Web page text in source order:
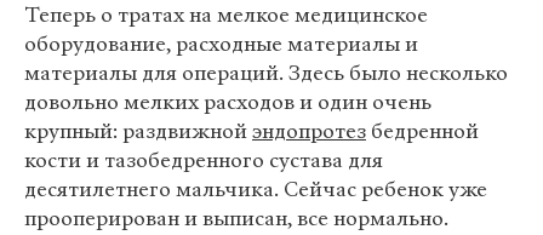
Теперь о тратах на мелкое медицинское
оборудование, расходные материалы и
материалы для операций. Здесь было несколько
довольно мелких расходов и один очень
крупный: раздвижнойэндопротез бедренной
кости и тазобедренного сустава для
десятилетнего мальчика. Сейчас ребенок уже
прооперирован и выписан, все нормально.